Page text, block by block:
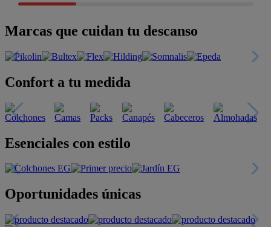
Marcas que cuidan tu descanso
Confort a tu medida
Esenciales con estilo
Oportunidades únicas